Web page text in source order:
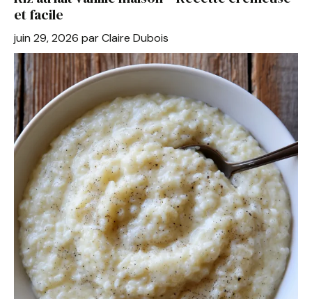
o
o
k
p
p
et facile
juin 29, 2026 parClaire Dubois